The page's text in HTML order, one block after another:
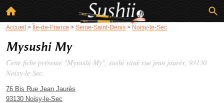
Accueil > Île-de-France > Seine-Saint-Denis > Noisy-le-Sec
Mysushi My
Cette fiche présente "Mysushi My", sushi situé rue jean jaurès, 93130
Noisy-le-Sec.
76 Bis Rue Jean Jaurès
93130 Noisy-le-Sec